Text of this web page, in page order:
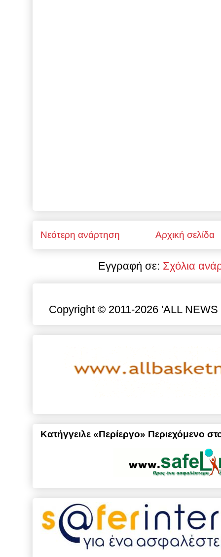
Νεότερη ανάρτηση Αρχική σελίδα
Εγγραφή σε: Σχόλια
Copyright © 2011-2026 'ALL
Κατήγγειλε «Περίεργο» Περιεχόμενο